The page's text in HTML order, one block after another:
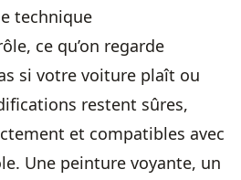
technique
ce qu’on regarde
si votre voiture plaît ou
restent sûres,
et compatibles avec
Une peinture voyante, un